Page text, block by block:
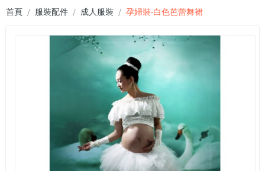
首頁 服裝配件 成人服裝 孕婦裝-白色芭蕾舞裙